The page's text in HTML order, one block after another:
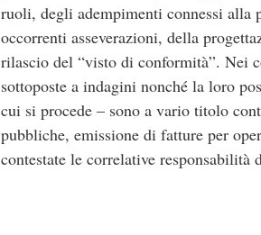
ruoli, degli adempimenti connessi alla
occorrenti asseverazioni, della
rilascio del “visto di conformità”. Nei
sottoposte a indagini nonché la loro
cui si procede – sono a vario titolo
pubbliche, emissione di fatture per
contestate le correlative